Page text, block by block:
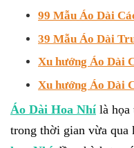
99 Mẫu Áo Dài
39 Mẫu Áo Dài
Xu hướng Áo Dài
Xu hướng Áo Dài
Áo Dài Hoa Nhí là họa
trong thời gian vừa qua